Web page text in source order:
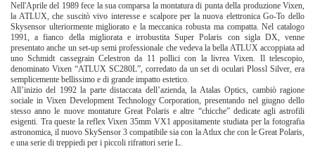
Nell'Aprile del 1989 fece la sua comparsa la montatura di punta della produzione Vixen,
la ATLUX, che suscitò vivo interesse e scalpore per la nuova elettronica Go-To dello
Skysensor ulteriormente migliorato e la meccanica robusta ma compatta. Nel catalogo
1991, a fianco della migliorata e irrobustita Super Polaris con sigla DX, venne
presentato anche un set-up semi professionale che vedeva la bella ATLUX accoppiata ad
uno Schmidt cassegrain Celestron da 11 pollici con la livrea Vixen. Il telescopio,
denominato Vixen “ATLUX SC280L”, corredato da un set di oculari Plossl Silver, era
semplicemente bellissimo e di grande impatto estetico.
All’inizio del 1992 la parte distaccata dell’azienda, la Atalas Optics, cambiò ragione
sociale in Vixen Development Technology Corporation, presentando nel giugno dello
stesso anno le nuove montature Great Polaris e altre “chicche” dedicate agli astrofili
esigenti. Tra queste la reflex Vixen 35mm VX1 appositamente studiata per la fotografia
astronomica, il nuovo SkySensor 3 compatibile sia con la Atlux che con le Great Polaris,
e una serie di treppiedi per i piccoli rifrattori serie L.